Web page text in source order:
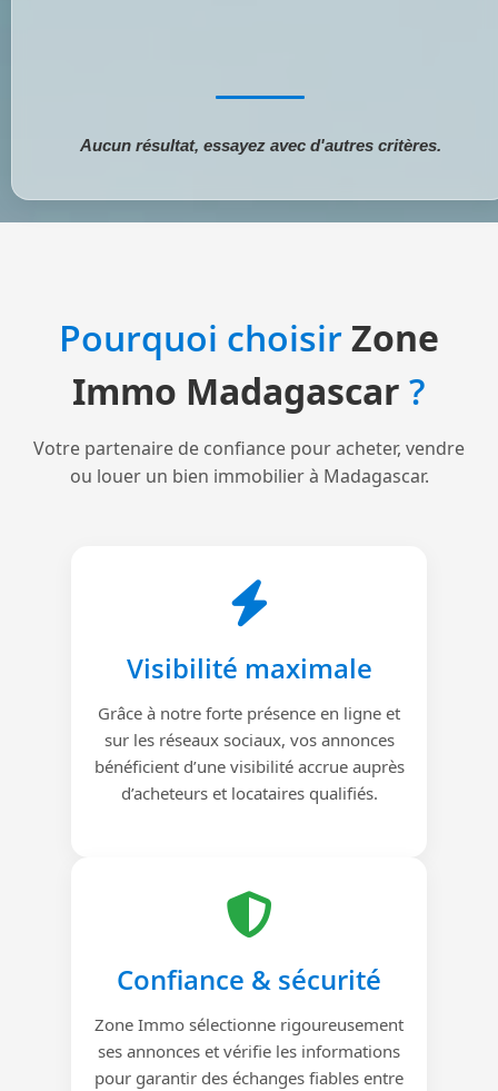
Aucun résultat, essayez avec d'autres critères.
Pourquoi choisirZone
Immo Madagascar ?
Votre partenaire de confiance pour acheter, vendre
ou louer un bien immobilier à Madagascar.
Visibilité maximale
Grâce à notre forte présence en ligne et
sur les réseaux sociaux, vos annonces
bénéficient d’une visibilité accrue auprès
d’acheteurs et locataires qualifiés.
Confiance & sécurité
Zone Immo sélectionne rigoureusement
ses annonces et vérifie les informations
pour garantir des échanges fiables entre